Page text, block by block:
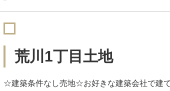
荒川1丁目土地
☆建築条件なし売地☆お好きな建築会社で建て